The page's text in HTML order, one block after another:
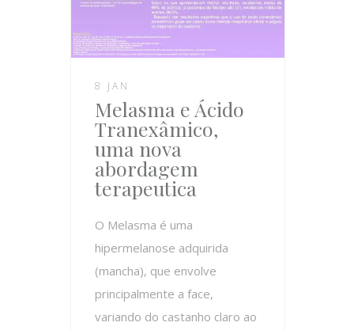
8 JAN
Melasma e Ácido
Tranexâmico,
uma nova
abordagem
terapeutica
O Melasma é uma
hipermelanose adquirida
(mancha), que envolve
principalmente a face,
variando do castanho claro ao